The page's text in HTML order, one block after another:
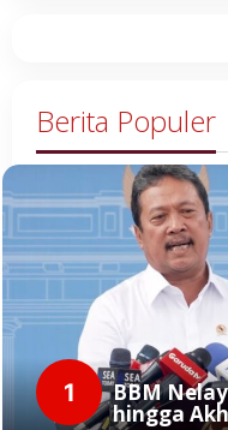
Berita Populer
1 BBM
hingga